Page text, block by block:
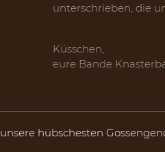
unterschrieben, die
Küsschen,
eure Bande
hübschesten